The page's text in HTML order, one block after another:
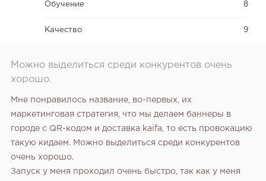
Обучение 8
Качество 9
Можно выделиться среди конкурентов очень
хорошо.
Мне понравилось название, во-первых, их
маркетинговая стратегия, что мы делаем баннеры в
городе с QR-кодом и доставка kaifa, то есть провокацию
такую кидаем. Можно выделиться среди конкурентов
очень хорошо.
Запуск у меня проходил очень быстро, так как у меня